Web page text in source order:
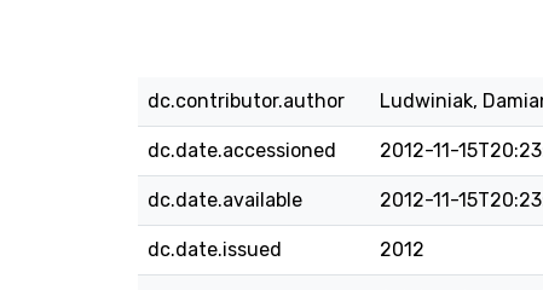
dc.contributor.author Ludwiniak,
dc.date.accessioned 2012-11-
dc.date.available 2012-11-
dc.date.issued 2012